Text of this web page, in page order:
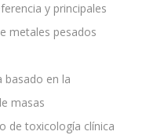
y principales
metales pesados
basado en la
masas
de toxicología clínica